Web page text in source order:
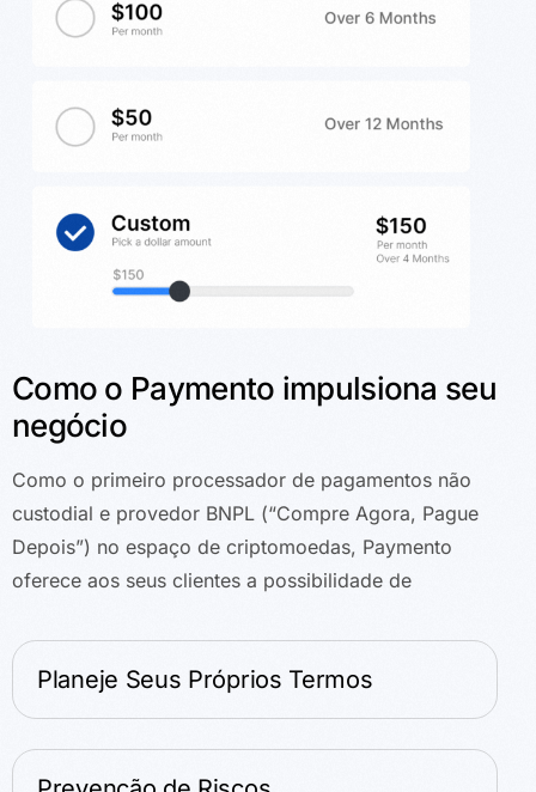
Como o Paymento impulsiona seu
negócio
Como o primeiro processador de pagamentos não
custodial e provedor BNPL (“Compre Agora, Pague
Depois”) no espaço de criptomoedas, Paymento
oferece aos seus clientes a possibilidade de
Planeje Seus Próprios Termos